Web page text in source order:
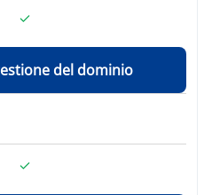
del dominio